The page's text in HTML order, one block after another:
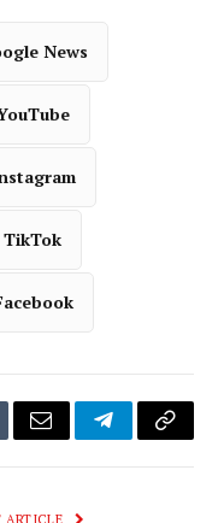
News
Email TelegramCopy
ARTICLE